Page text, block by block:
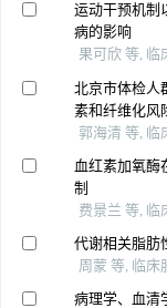
运动干预机制
病的影响
果可欣 等, 临
北京市体检人
素和纤维化风
郭海清 等, 临
血红素加氧酶
制
费景兰 等, 临
代谢相关脂肪
周蒙 等, 临床
病理学、血清